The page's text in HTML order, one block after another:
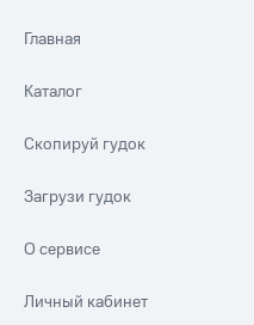
Главная
Каталог
Скопируй гудок
Загрузи гудок
О сервисе
Личный кабинет